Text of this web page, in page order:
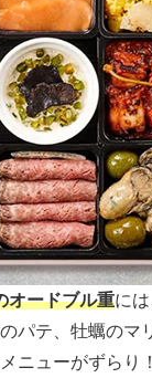
オードブル重に
パテ、牡蠣のマ
ニューがずらり